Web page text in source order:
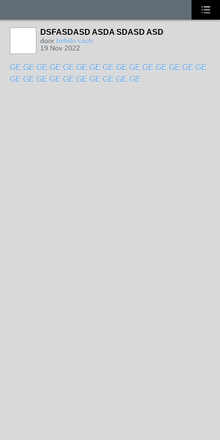
DSFASDASD ASDA SDASD ASD
door bebdo cach
19 Nov 2022
GE GE GE GE GE GE GE GE GE GE GE GE GE GE GE
GE GE GE GE GE GE GE GE GE GE